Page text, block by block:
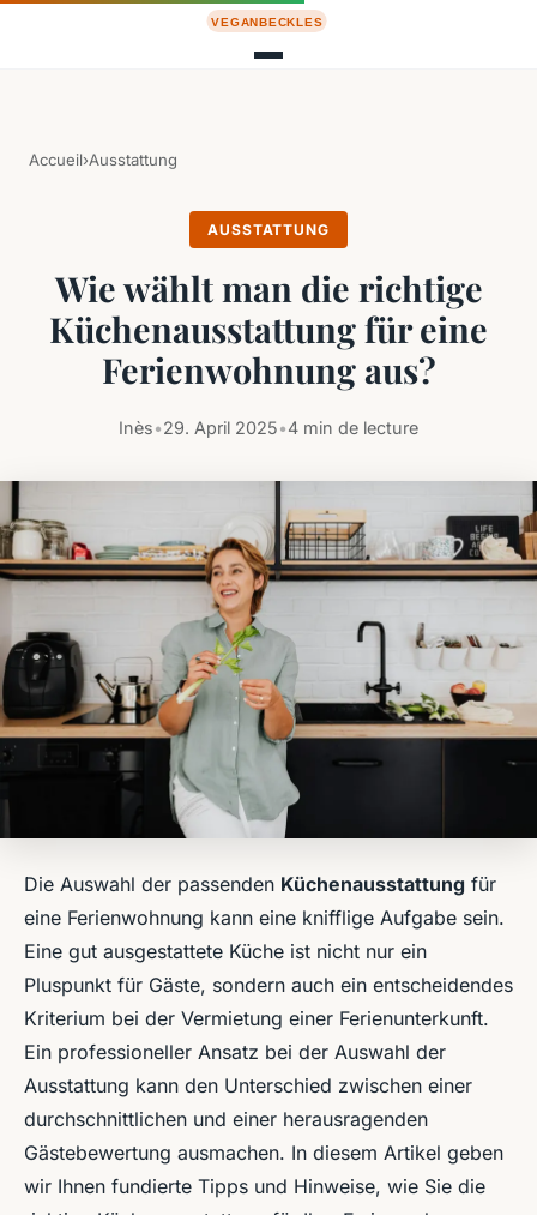
Accueil›Ausstattung
AUSSTATTUNG
Wie wählt man die richtige
Küchenausstattung für eine
Ferienwohnung aus?
Inès•29. April 2025•4 min de lecture
Die Auswahl der passenden Küchenausstattung für
eine Ferienwohnung kann eine knifflige Aufgabe sein.
Eine gut ausgestattete Küche ist nicht nur ein
Pluspunkt für Gäste, sondern auch ein entscheidendes
Kriterium bei der Vermietung einer Ferienunterkunft.
Ein professioneller Ansatz bei der Auswahl der
Ausstattung kann den Unterschied zwischen einer
durchschnittlichen und einer herausragenden
Gästebewertung ausmachen. In diesem Artikel geben
wir Ihnen fundierte Tipps und Hinweise, wie Sie die